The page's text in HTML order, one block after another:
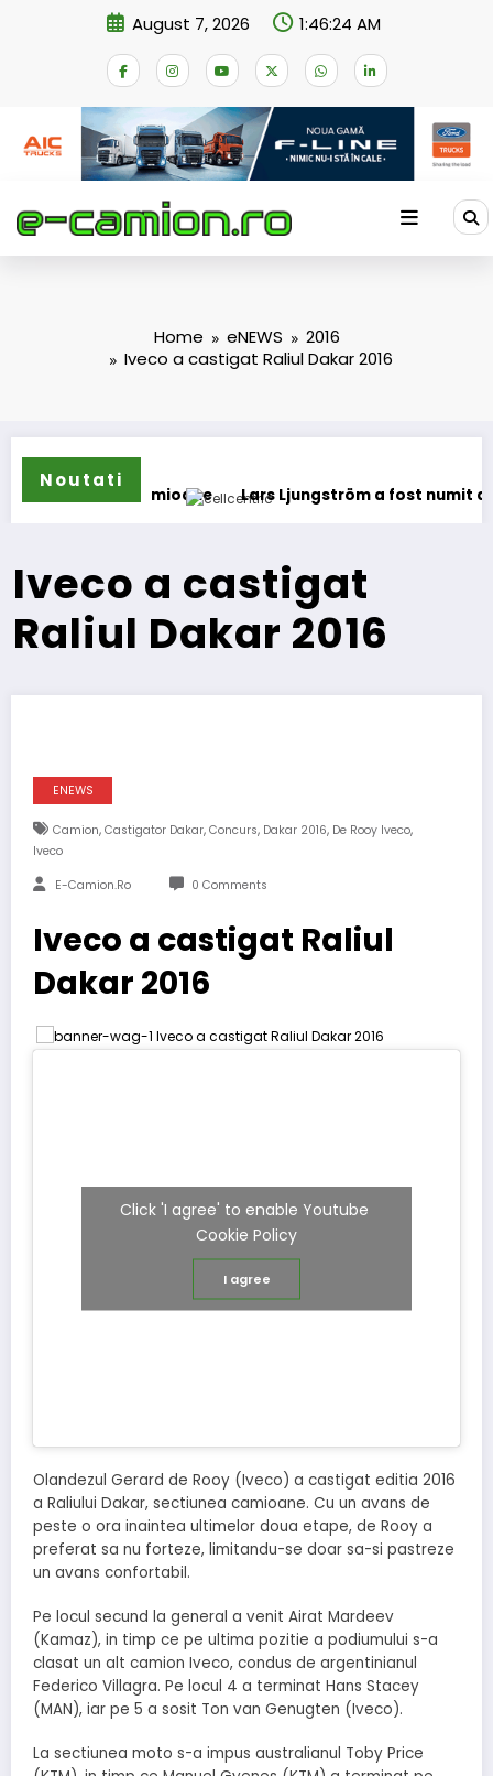
August 7, 2026 1:46:24 AM
Home eNEWS
2016
Iveco a castigat Raliul Dakar 2016
Noutati
Lars Ljungström a fost numit director general
Iveco a castigat
Raliul Dakar 2016
ENEWS
Camion, Castigator Dakar, Concurs, Dakar 2016, De Rooy Iveco,
Iveco
E-Camion.ro 0 Comments
Iveco a castigat Raliul
Dakar 2016
Click 'I agree' to enable Youtube
Cookie Policy
I agree
Olandezul Gerard de Rooy (Iveco) a castigat editia 2016
a Raliului Dakar, sectiunea camioane. Cu un avans de
peste o ora inaintea ultimelor doua etape, de Rooy a
preferat sa nu forteze, limitandu-se doar sa-si pastreze
un avans confortabil.
Pe locul secund la general a venit Airat Mardeev
(Kamaz), in timp ce pe ultima pozitie a podiumului s-a
clasat un alt camion Iveco, condus de argentinianul
Federico Villagra. Pe locul 4 a terminat Hans Stacey
(MAN), iar pe 5 a sosit Ton van Genugten (Iveco).
La sectiunea moto s-a impus australianul Toby Price